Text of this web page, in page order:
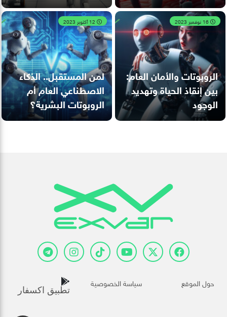
الروبوتات والأمان العام:
بين إنقاذ الحياة وتهديد
الوجود
لمن المستقبل.. الذكاء
الاصطناعي العام أم
الروبوتات البشرية؟
حول الموقع سياسة الخصوصية
تطبيق اكسفار